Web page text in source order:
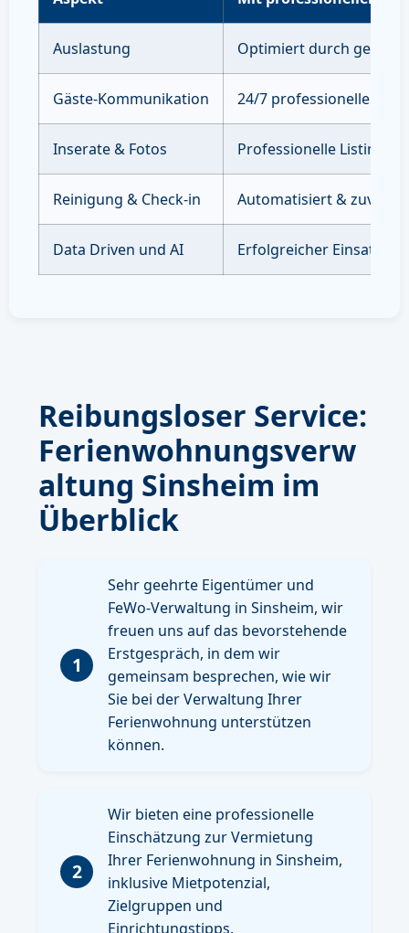
Auslastung Optimiert durch
Gäste-Kommunikation 24/7 professioneller
Inserate & Fotos Professionelle Listings
Reinigung & Check-in Automatisiert &
Data Driven und AI Erfolgreicher Einsatz
Reibungsloser Service:
Ferienwohnungsverw
altung Sinsheim im
Überblick
1
Sehr geehrte Eigentümer und
FeWo-Verwaltung in Sinsheim, wir
freuen uns auf das bevorstehende
Erstgespräch, in dem wir
gemeinsam besprechen, wie wir
Sie bei der Verwaltung Ihrer
Ferienwohnung unterstützen
können.
2
Wir bieten eine professionelle
Einschätzung zur Vermietung
Ihrer Ferienwohnung in Sinsheim,
inklusive Mietpotenzial,
Zielgruppen und
Einrichtungstipps.